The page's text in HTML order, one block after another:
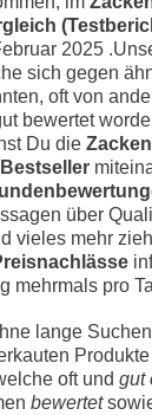
2025
sich gegen
oft von
bewertet
Du die
über
vieles mehr
mehrmals pro
lange
oft und gut
bewertet